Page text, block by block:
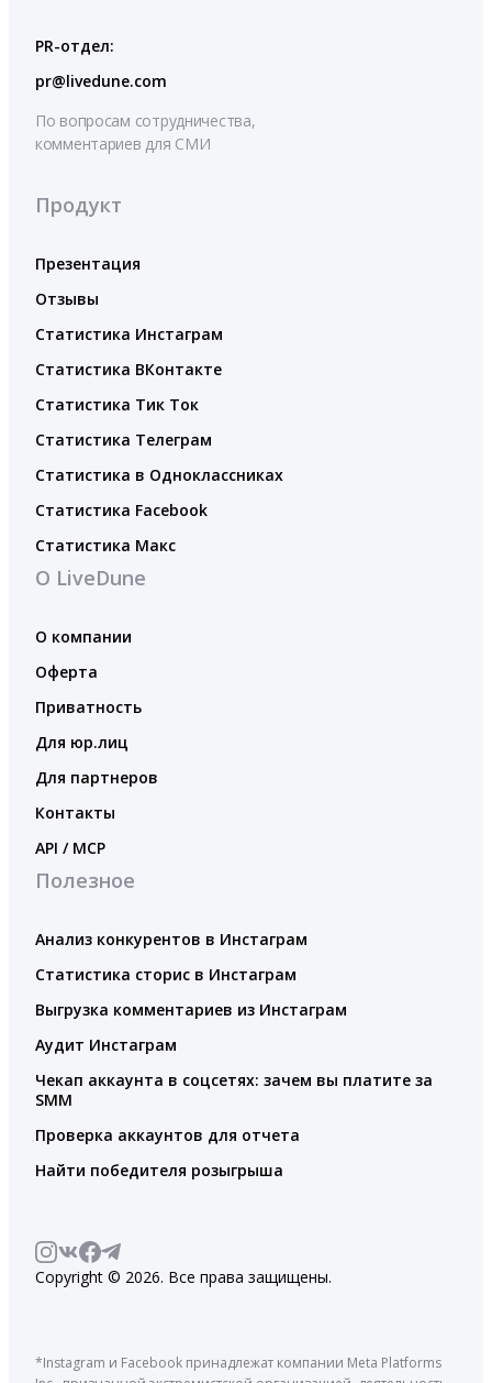
PR-отдел:
pr@livedune.com
По вопросам сотрудничества,
комментариев для СМИ
Продукт
Презентация
Отзывы
Статистика Инстаграм
Статистика ВКонтакте
Статистика Тик Ток
Статистика Телеграм
Статистика в Одноклассниках
Статистика Facebook
Статистика Макс
О LiveDune
О компании
Оферта
Приватность
Для юр.лиц
Для партнеров
Контакты
API / MCP
Полезное
Анализ конкурентов в Инстаграм
Статистика сторис в Инстаграм
Выгрузка комментариев из Инстаграм
Аудит Инстаграм
Чекап аккаунта в соцсетях: зачем вы платите за
SMM
Проверка аккаунтов для отчета
Найти победителя розыгрыша
Copyright © 2026. Все права защищены.
*Instagram и Facebook принадлежат компании Meta Platforms